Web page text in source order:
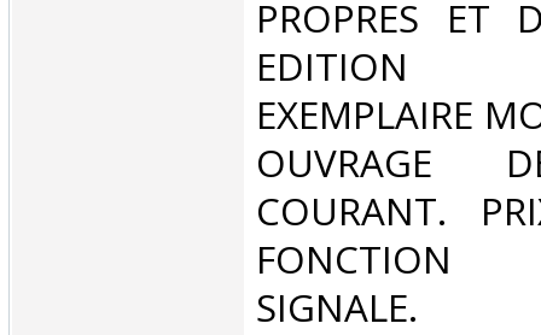
PROPRES ET
EDITION
EXEMPLAIRE
OUVRAGE
COURANT.
FONCTION
SIGNALE. ‎